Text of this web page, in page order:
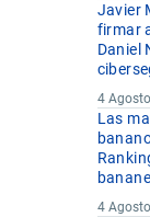
Javier
firmar
Daniel
4
Las
4